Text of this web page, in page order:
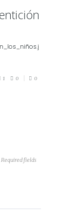
1 0 0
fields